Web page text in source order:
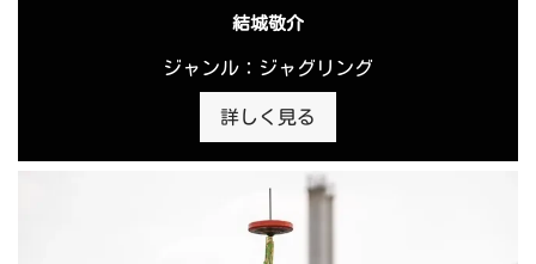
結城敬介
ジャンル：ジャグリング
詳しく見る